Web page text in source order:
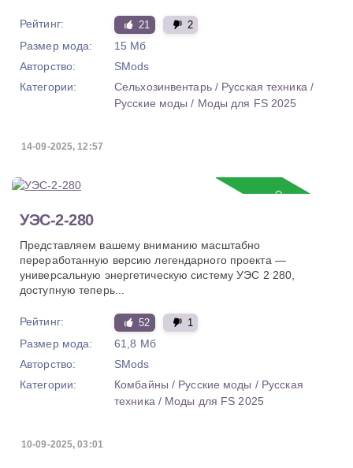
Рейтинг: 21 2
Размер мода:
15 Мб
Авторство:
SMods
Категории:
Сельхозинвентарь/ Русская техника/
Русские моды / Моды для FS 2025
14-09-2025, 12:57
УЭС-2-280
Представляем вашему вниманию масштабно
переработанную версию легендарного проекта —
универсальную энергетическую систему УЭС 2 280,
доступную теперь...
Рейтинг: 52 1
Размер мода:
61,8 Мб
Авторство:
SMods
Категории:
Комбайны / Русские моды / Русская
техника/ Моды для FS 2025
10-09-2025, 03:01